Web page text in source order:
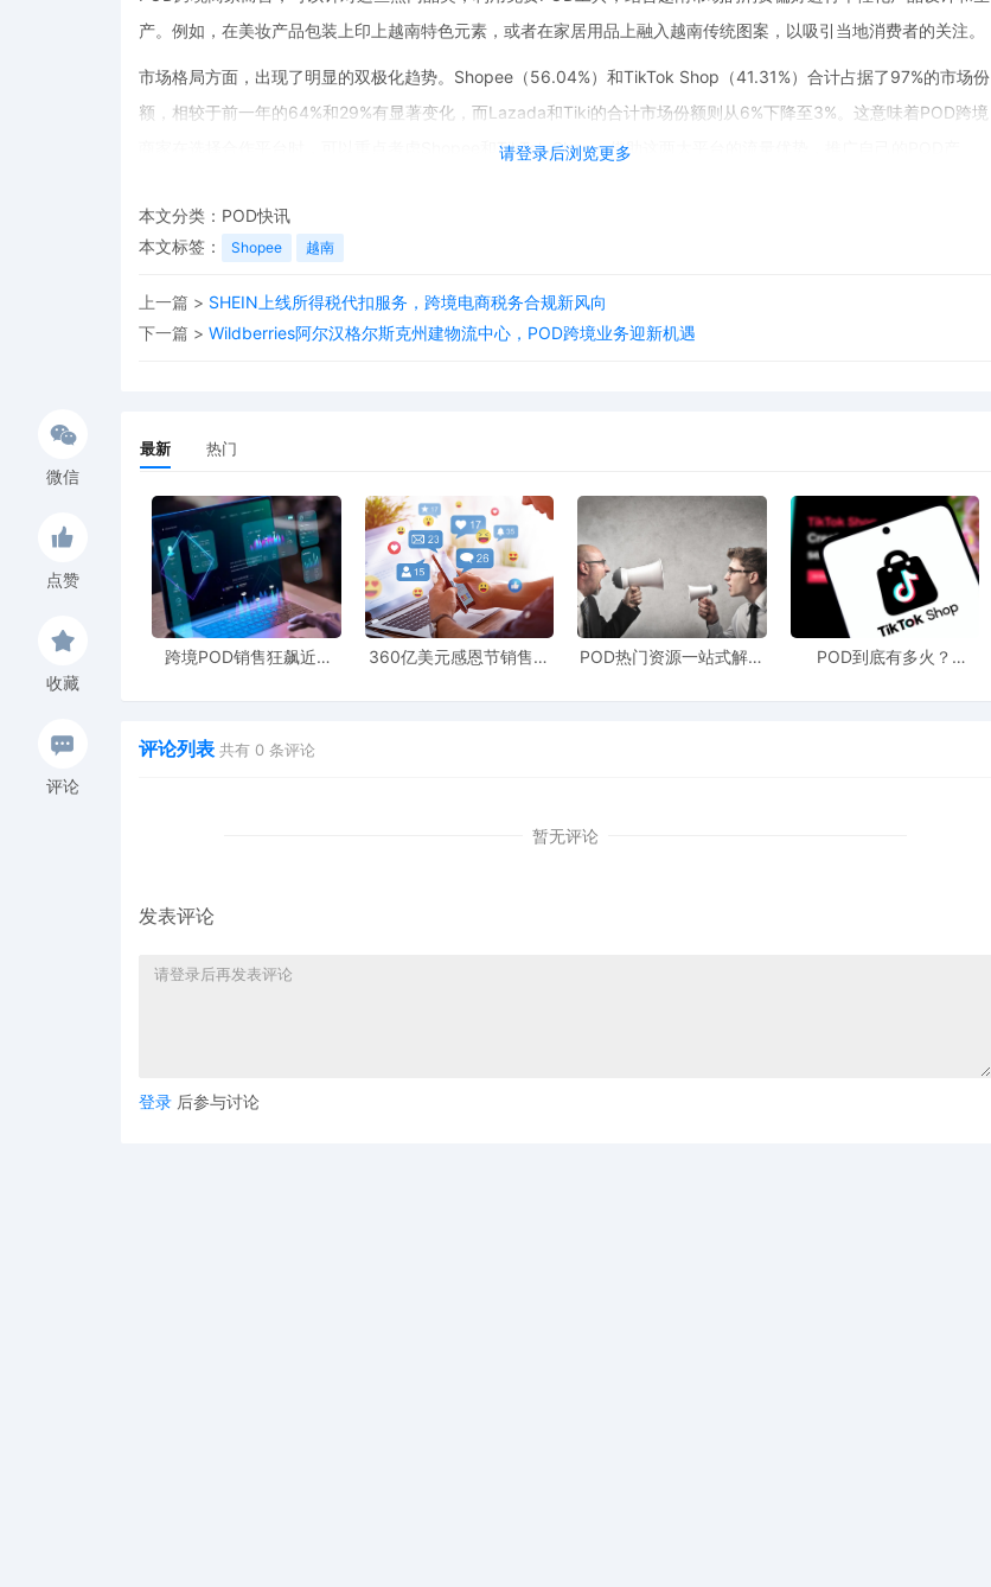
请登录后浏览更多
产。例如，在美妆产品包装上印上越南特色元素，或者在家居用品上融入越南传统图案，以吸引当地消费者的关注。
市场格局方面，出现了明显的双极化趋势。Shopee（56.04%）和TikTok Shop（41.31%）合计占据了97%的市场份
额，相较于前一年的64%和29%有显著变化，而Lazada和Tiki的合计市场份额则从6%下降至3%。这意味着POD跨境
商家在选择合作平台时，可以重点考虑Shopee和TikTok Shop，借助这两大平台的流量优势，推广自己的POD产
产品的曝光率和转化率。
另外，单价在10万 - 20万越南盾的商品最受欢迎（占25%），且83%的电商收入集中在胡志明市和河内两大城市。
POD跨境商家可以根据这些消费特征，制定合理的价格策略，并针对这两大城市的消费者进行精准营销。
展望跨境市场前景，越南电商市场的快速增长为POD跨境业务提供了广阔的发展空间。POD跨境商家可以通过关注
微信
点赞
收藏
评论
本文分类： POD快讯
本文标签：
Shopee 越南
上一篇 > SHEIN上线所得税代扣服务，跨境电商税务合规新风向
下一篇 > Wildberries阿尔汉格尔斯克州建物流中心，POD跨境业务迎新机遇
最新 热门
跨境POD销售狂飙近5
360亿美元感恩节销售额
POD热门资源一站式解决
POD到底有多火？
评论列表 共有 0 条评论
暂无评论
发表评论
登录 后参与讨论